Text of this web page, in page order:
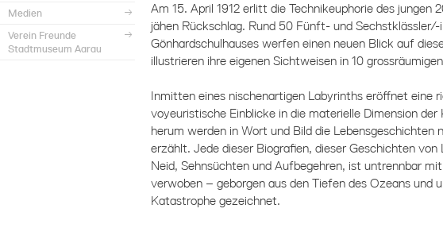
Medien
Verein Freunde
Stadtmuseum Aarau
Am 15. April 1912 erlitt die Technikeuphorie des jungen
jähen Rückschlag. Rund 50 Fünft- und Sechstklässler/-
Gönhardschulhauses werfen einen neuen Blick auf
illustrieren ihre eigenen Sichtweisen in 10
Inmitten eines nischenartigen Labyrinths eröffnet eine
voyeuristische Einblicke in die materielle Dimension
herum werden in Wort und Bild die Lebensgeschichten
erzählt. Jede dieser Biografien, dieser Geschichten von
Neid, Sehnsüchten und Aufbegehren, ist untrennbar
verwoben – geborgen aus den Tiefen des Ozeans und
Katastrophe gezeichnet.